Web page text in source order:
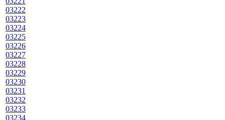
03222
03223
03224
03225
03226
03227
03228
03229
03230
03231
03232
03233
03234